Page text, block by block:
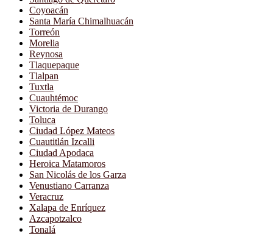
Coyoacán
Santa María Chimalhuacán
Torreón
Morelia
Reynosa
Tlaquepaque
Tlalpan
Tuxtla
Cuauhtémoc
Victoria de Durango
Toluca
Ciudad López Mateos
Cuautitlán Izcalli
Ciudad Apodaca
Heroica Matamoros
San Nicolás de los Garza
Venustiano Carranza
Veracruz
Xalapa de Enríquez
Azcapotzalco
Tonalá